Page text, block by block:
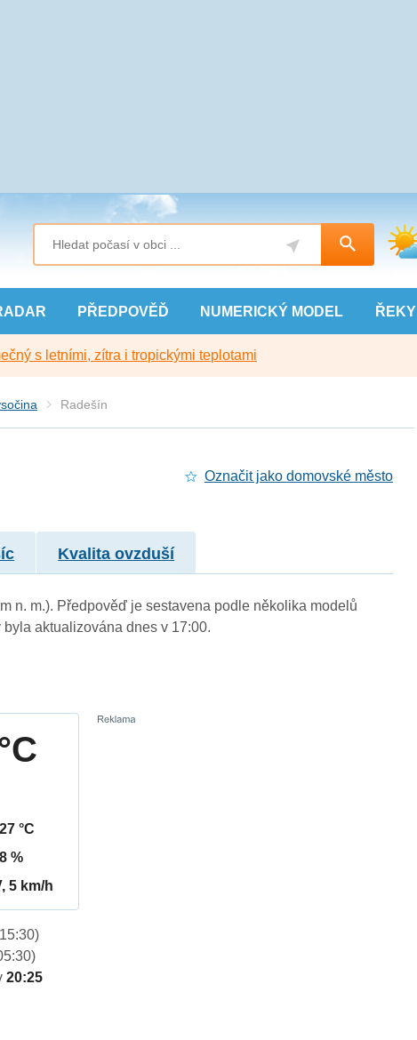
PŘEDPOVĚĎ NUMERICKÝ MODEL ŘEKY
s letními, zítra i tropickými teplotami
Radešín
Označit jako domovské město
Kvalita ovzduší
n. m.). Předpověď je sestavena podle několika modelů
aktualizována dnes v 17:00.
27 °C
%
5 km/h
20:25